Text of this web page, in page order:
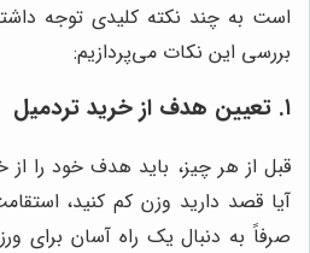
است به چند نکته کلیدی توجه
بررسی این نکات می‌پردازیم:
۱. تعیین هدف از خرید تردمیل
قبل از هر چیز، باید هدف خود را
آیا قصد دارید وزن کم کنید،
صرفاً به دنبال یک راه آسان برای